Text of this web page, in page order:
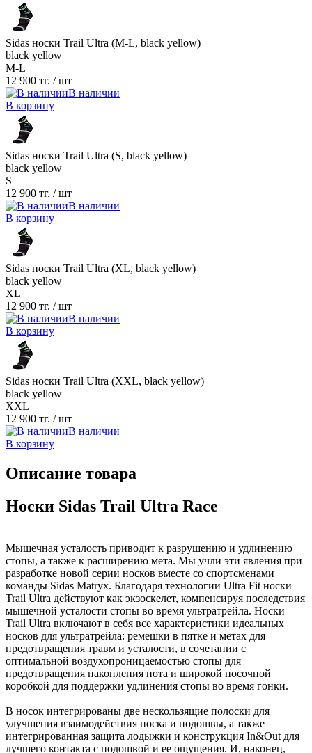
Sidas носки Trail Ultra (M-L, black yellow)
black yellow
M-L
12 900 тг. / шт
В наличии
В корзину
Sidas носки Trail Ultra (S, black yellow)
black yellow
S
12 900 тг. / шт
В наличии
В корзину
Sidas носки Trail Ultra (XL, black yellow)
black yellow
XL
12 900 тг. / шт
В наличии
В корзину
Sidas носки Trail Ultra (XXL, black yellow)
black yellow
XXL
12 900 тг. / шт
В наличии
В корзину
Описание товара
Носки Sidas Trail Ultra Race
Мышечная усталость приводит к разрушению и удлинению
стопы, а также к расширению мета. Мы учли эти явления при
разработке новой серии носков вместе со спортсменами
команды Sidas Matryx. Благодаря технологии Ultra Fit носки
Trail Ultra действуют как экзоскелет, компенсируя последствия
мышечной усталости стопы во время ультратрейла. Носки
Trail Ultra включают в себя все характеристики идеальных
носков для ультратрейла: ремешки в пятке и метах для
предотвращения травм и усталости, в сочетании с
оптимальной воздухопроницаемостью стопы для
предотвращения накопления пота и широкой носочной
коробкой для поддержки удлинения стопы во время гонки.
В носок интегрированы две нескользящие полоски для
улучшения взаимодействия носка и подошвы, а также
интегрированная защита лодыжки и конструкция In&Out для
лучшего контакта с подошвой и ее ощущения. И, наконец,